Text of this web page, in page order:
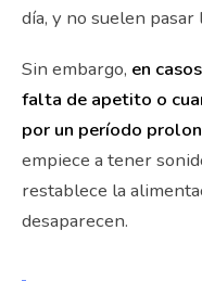
día, y no suelen
Sin embargo, en
falta de apetito o
por un período
empiece a tener
restablece la
desaparecen.